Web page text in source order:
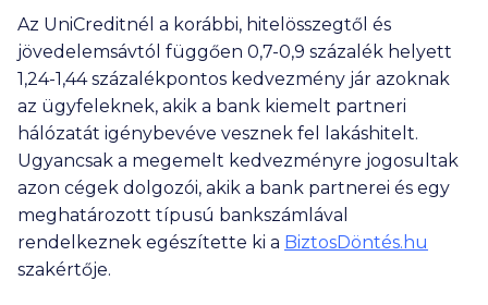
Az UniCreditnél a korábbi, hitelösszegtől és
jövedelemsávtól függően 0,7-0,9 százalék helyett
1,24-1,44 százalékpontos kedvezmény jár azoknak
az ügyfeleknek, akik a bank kiemelt partneri
hálózatát igénybevéve vesznek fel lakáshitelt.
Ugyancsak a megemelt kedvezményre jogosultak
azon cégek dolgozói, akik a bank partnerei és egy
meghatározott típusú bankszámlával
rendelkeznek egészítette ki a BiztosDöntés.hu
szakértője.